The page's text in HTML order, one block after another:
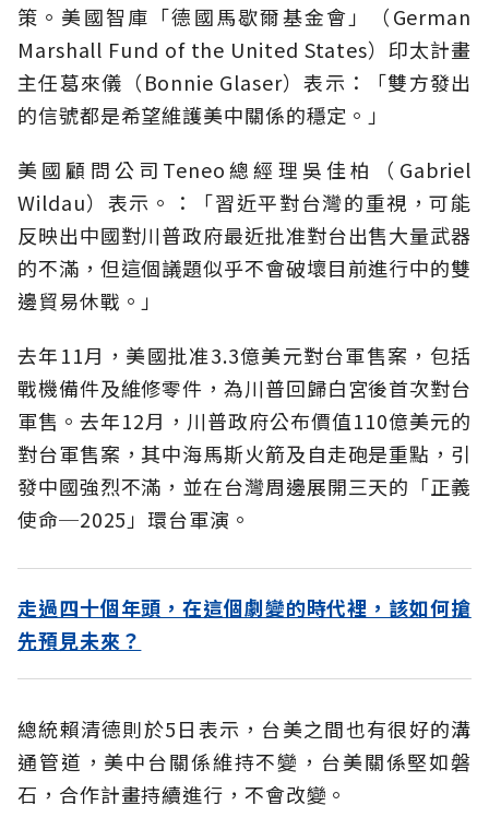
策。美國智庫「德國馬歇爾基金會」（German
Marshall Fund of the United States）印太計畫
主任葛來儀（Bonnie Glaser）表示：「雙方發出
的信號都是希望維護美中關係的穩定。」
美國顧問公司Teneo總經理吳佳柏（Gabriel
Wildau）表示。：「習近平對台灣的重視，可能
反映出中國對川普政府最近批准對台出售大量武器
的不滿，但這個議題似乎不會破壞目前進行中的雙
邊貿易休戰。」
去年11月，美國批准3.3億美元對台軍售案，包括
戰機備件及維修零件，為川普回歸白宮後首次對台
軍售。去年12月，川普政府公布價值110億美元的
對台軍售案，其中海馬斯火箭及自走砲是重點，引
發中國強烈不滿，並在台灣周邊展開三天的「正義
使命─2025」環台軍演。
走過四十個年頭，在這個劇變的時代裡，該如何搶
先預見未來？
總統賴清德則於5日表示，台美之間也有很好的溝
通管道，美中台關係維持不變，台美關係堅如磐
石，合作計畫持續進行，不會改變。